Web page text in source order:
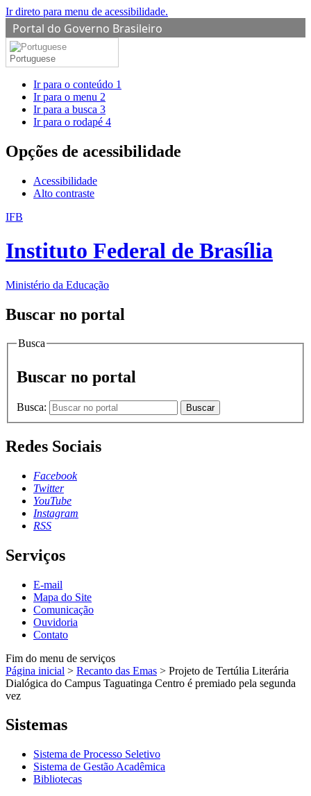
Ir direto para menu de acessibilidade.
Portal do Governo Brasileiro
Portuguese
Ir para o conteúdo 1
Ir para o menu 2
Ir para a busca 3
Ir para o rodapé 4
Opções de acessibilidade
Acessibilidade
Alto contraste
IFB
Instituto Federal de Brasília
Ministério da Educação
Buscar no portal
Busca
Buscar no portal
Busca: Buscar
Redes Sociais
Facebook
Twitter
YouTube
Instagram
RSS
Serviços
E-mail
Mapa do Site
Comunicação
Ouvidoria
Contato
Fim do menu de serviços
Página inicial > Recanto das Emas > Projeto de Tertúlia Literária
Dialógica do Campus Taguatinga Centro é premiado pela segunda
vez
Sistemas
Sistema de Processo Seletivo
Sistema de Gestão Acadêmica
Bibliotecas